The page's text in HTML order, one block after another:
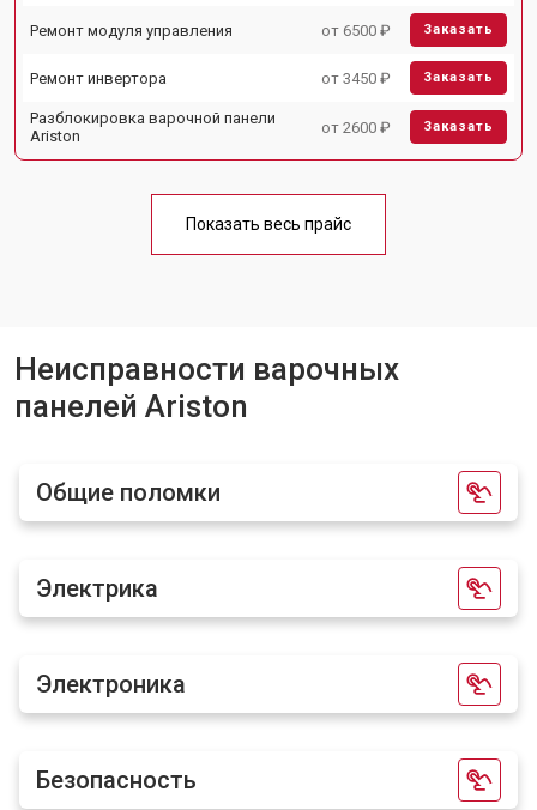
Ремонт модуля управления от 6500 ₽ Заказать
Ремонт инвертора от 3450 ₽ Заказать
Разблокировка варочной панели
Ariston
от 2600 ₽ Заказать
Показать весь прайс
Неисправности варочных
панелей Ariston
Общие поломки
Электрика
Электроника
Безопасность